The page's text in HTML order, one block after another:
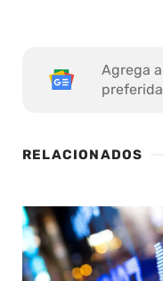
Agrega
RELACIONADOS